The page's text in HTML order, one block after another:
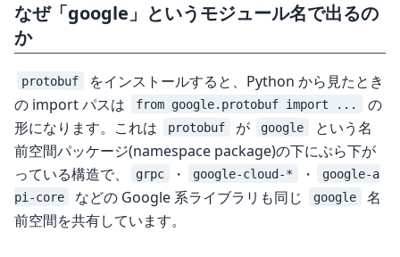
なぜ「google」というモジュール名で出るの
か
protobuf
をインストールすると、Python から見たとき
の import パスは
from google.protobuf import ...
の
形になります。これは
protobuf が google
という名
前空間パッケージ(namespace package)の下にぶら下が
っている構造で、
grpc ・ google-cloud-* ・
google-a
pi-core
などの Google 系ライブラリも同じ google
名
前空間を共有しています。